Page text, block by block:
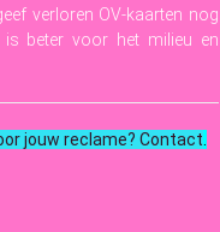
verloren OV-kaarten nog
is beter voor het milieu en
jouw reclame? Contact